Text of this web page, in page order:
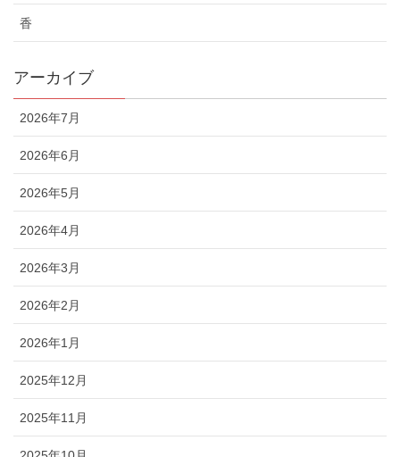
香
アーカイブ
2026年7月
2026年6月
2026年5月
2026年4月
2026年3月
2026年2月
2026年1月
2025年12月
2025年11月